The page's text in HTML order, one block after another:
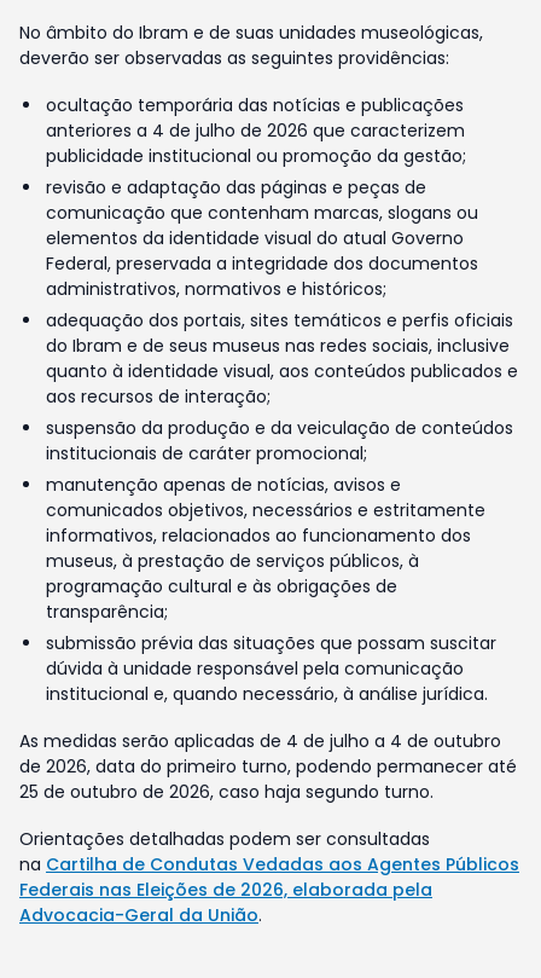
No âmbito do Ibram e de suas unidades museológicas,
deverão ser observadas as seguintes providências:
ocultação temporária das notícias e publicações
anteriores a 4 de julho de 2026 que caracterizem
publicidade institucional ou promoção da gestão;
revisão e adaptação das páginas e peças de
comunicação que contenham marcas, slogans ou
elementos da identidade visual do atual Governo
Federal, preservada a integridade dos documentos
administrativos, normativos e históricos;
adequação dos portais, sites temáticos e perfis oficiais
do Ibram e de seus museus nas redes sociais, inclusive
quanto à identidade visual, aos conteúdos publicados e
aos recursos de interação;
suspensão da produção e da veiculação de conteúdos
institucionais de caráter promocional;
manutenção apenas de notícias, avisos e
comunicados objetivos, necessários e estritamente
informativos, relacionados ao funcionamento dos
museus, à prestação de serviços públicos, à
programação cultural e às obrigações de
transparência;
submissão prévia das situações que possam suscitar
dúvida à unidade responsável pela comunicação
institucional e, quando necessário, à análise jurídica.
As medidas serão aplicadas de 4 de julho a 4 de outubro
de 2026, data do primeiro turno, podendo permanecer até
25 de outubro de 2026, caso haja segundo turno.
Orientações detalhadas podem ser consultadas
na Cartilha de Condutas Vedadas aos Agentes Públicos
Federais nas Eleições de 2026, elaborada pela
Advocacia-Geral da União.